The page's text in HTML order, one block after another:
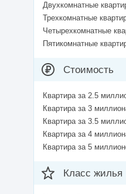
Двухкомнатные
Трехкомнатные
Четырехкомнатные
Пятикомнатные
Стоимость
Квартира за 2.5
Квартира за 3
Квартира за 3.5
Квартира за 4
Квартира за 5
Класс жилья